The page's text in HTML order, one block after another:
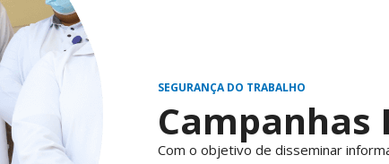
SEGURANÇA DO TRABALHO
Campanhas
Com o objetivo de disseminar